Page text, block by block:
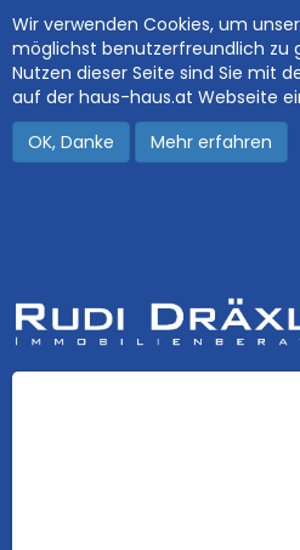
Wir verwenden Cookies, um
möglichst benutzerfreundlich zu
Nutzen dieser Seite sind Sie mit
auf der haus-haus.at Webseite
OK, Danke
Mehr erfahren